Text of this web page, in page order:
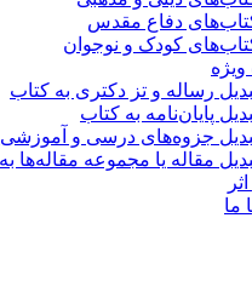
دفاع مقدس
کودک و نوجوان
رساله و تز دکتری به کتاب
پایان‌نامه به کتاب
جزوه‌های درسی و آموزشی
مقاله یا مجموعه مقاله‌ها
ما